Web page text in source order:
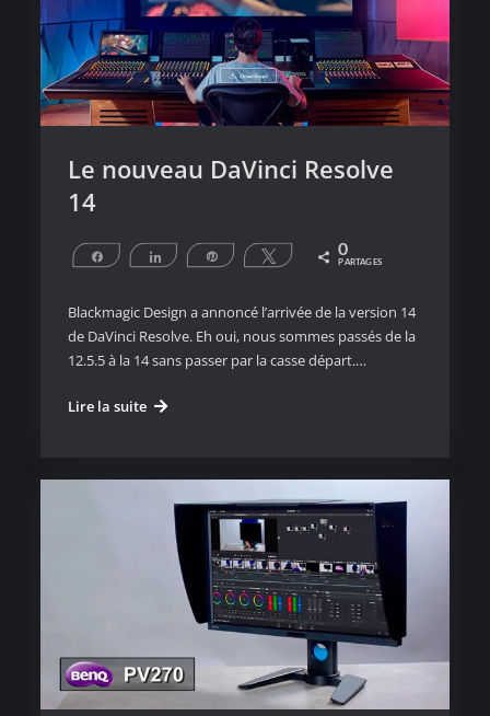
Le nouveau DaVinci Resolve
14
Partagez Partagez Épingle Tweetez 0
PARTAGES
Blackmagic Design a annoncé l’arrivée de la version 14
de DaVinci Resolve. Eh oui, nous sommes passés de la
12.5.5 à la 14 sans passer par la casse départ.…
Lire la suiteLe
Resolve